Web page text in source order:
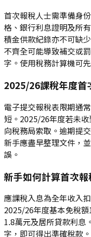
首次報稅人士需準備身
格、銀行利息證明及所
積金供款紀錄亦不可缺
不齊全可能導致補交或
字。使用稅務計算機可
2025/26課稅年度首
電子提交報稅表限期通
短。2025/26年度若未
向稅務局索取。逾期提
新手應盡早整理文件，
誤。
新手如何計算首次
應課稅入息為全年收入
2025/26年度基本免稅
1.8萬元及居所貸款利息
字，即可得出準確稅款